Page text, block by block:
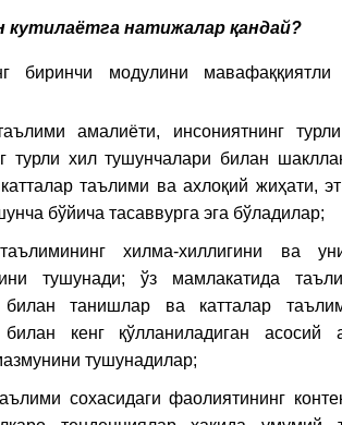
кутилаётга натижалар қандай?
биринчи модулини мавафаққиятли
амалиёти, инсониятнинг
турли хил тушунчалари билан
таълими ва ахлоқий жиҳати,
бўйича тасаввурга эга бўладилар;
хилма-хиллигини ва
тушунади; ўз мамлакатида
танишлар ва катталар
кенг қўлланиладиган асосий
тушунадилар;
сохасидаги фаолиятининг